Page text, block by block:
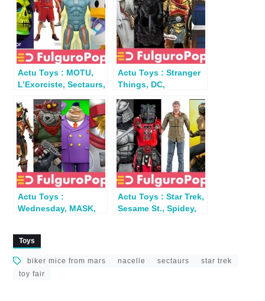
Actu Toys : MOTU,
L’Exorciste, Sectaurs,
Trek…
Actu Toys : Stranger
Things, DC,
Kaiju, T2…
Actu Toys :
Wednesday, MASK,
Actu Toys : Star Trek,
Sesame St., Spidey,
Toys
biker mice from mars nacelle sectaurs
star trek
toy fair